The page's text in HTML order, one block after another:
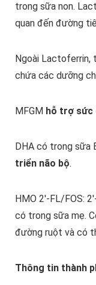
trong sữa non.
quan đến đường
Ngoài Lactoferrin,
chứa các dưỡng
MFGM hỗ trợ sức
DHA có trong sữa
triển não bộ.
HMO 2'-FL/FOS:
có trong sữa mẹ.
đường ruột và có
Thông tin thành